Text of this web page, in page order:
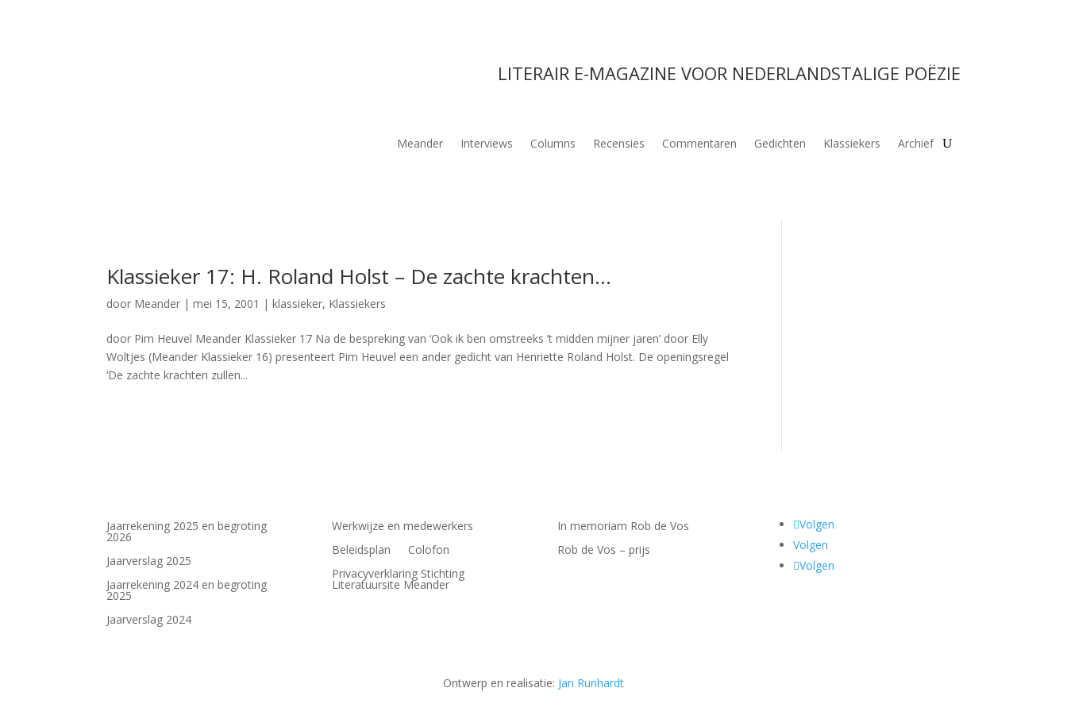
LITERAIR E-MAGAZINE VOOR NEDERLANDSTALIGE POËZIE
Meander Interviews Columns Recensies Commentaren Gedichten Klassiekers Archief
Klassieker 17: H. Roland Holst – De zachte krachten…
door Meander |mei 15, 2001 |klassieker, Klassiekers
door Pim Heuvel Meander Klassieker 17 Na de bespreking van ‘Ook ik ben omstreeks ’t midden mijner jaren’ door Elly
Woltjes (Meander Klassieker 16) presenteert Pim Heuvel een ander gedicht van Henriette Roland Holst. De openingsregel
‘De zachte krachten zullen...
Jaarrekening 2025 en begroting
2026
Jaarverslag 2025
Jaarrekening 2024 en begroting
2025
Jaarverslag 2024
Werkwijze en medewerkers
Beleidsplan
Colofon
Privacyverklaring Stichting
Literatuursite Meander
In memoriam Rob de Vos
Rob de Vos – prijs
Volgen
Volgen
Volgen
Ontwerp en realisatie: Jan Runhardt